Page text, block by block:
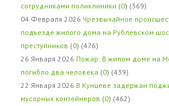
сотрудниками поликлиники (0) (369)
04 Февраля 2026 Чрезвычайное
подъезде жилого дома на Рублевском
преступников (0) (476)
26 Января 2026 Пожар: В жилом доме на
погибло два человека (0) (439)
22 Января 2026 В Кунцеве задержан
мусорных контейнеров (0) (462)